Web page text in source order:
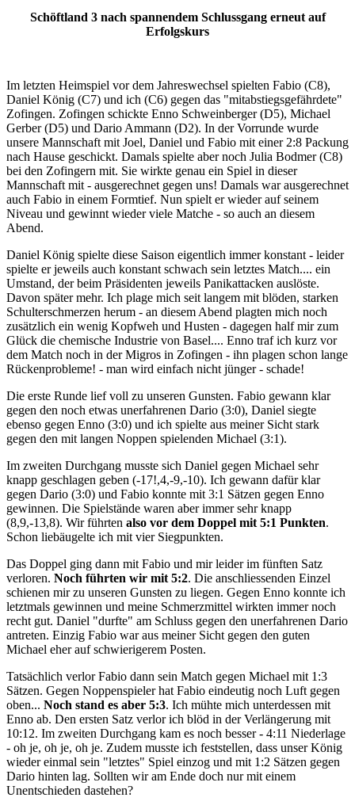
Schöftland 3 nach spannendem Schlussgang erneut auf
Erfolgskurs
Im letzten Heimspiel vor dem Jahreswechsel spielten Fabio (C8),
Daniel König (C7) und ich (C6) gegen das "mitabstiegsgefährdete"
Zofingen. Zofingen schickte Enno Schweinberger (D5), Michael
Gerber (D5) und Dario Ammann (D2). In der Vorrunde wurde
unsere Mannschaft mit Joel, Daniel und Fabio mit einer 2:8 Packung
nach Hause geschickt. Damals spielte aber noch Julia Bodmer (C8)
bei den Zofingern mit. Sie wirkte genau ein Spiel in dieser
Mannschaft mit - ausgerechnet gegen uns! Damals war ausgerechnet
auch Fabio in einem Formtief. Nun spielt er wieder auf seinem
Niveau und gewinnt wieder viele Matche - so auch an diesem
Abend.
Daniel König spielte diese Saison eigentlich immer konstant - leider
spielte er jeweils auch konstant schwach sein letztes Match.... ein
Umstand, der beim Präsidenten jeweils Panikattacken auslöste.
Davon später mehr. Ich plage mich seit langem mit blöden, starken
Schulterschmerzen herum - an diesem Abend plagten mich noch
zusätzlich ein wenig Kopfweh und Husten - dagegen half mir zum
Glück die chemische Industrie von Basel.... Enno traf ich kurz vor
dem Match noch in der Migros in Zofingen - ihn plagen schon lange
Rückenprobleme! - man wird einfach nicht jünger - schade!
Die erste Runde lief voll zu unseren Gunsten. Fabio gewann klar
gegen den noch etwas unerfahrenen Dario (3:0), Daniel siegte
ebenso gegen Enno (3:0) und ich spielte aus meiner Sicht stark
gegen den mit langen Noppen spielenden Michael (3:1).
Im zweiten Durchgang musste sich Daniel gegen Michael sehr
knapp geschlagen geben (-17!,4,-9,-10). Ich gewann dafür klar
gegen Dario (3:0) und Fabio konnte mit 3:1 Sätzen gegen Enno
gewinnen. Die Spielstände waren aber immer sehr knapp
(8,9,-13,8). Wir führten also vor dem Doppel mit 5:1 Punkten.
Schon liebäugelte ich mit vier Siegpunkten.
Das Doppel ging dann mit Fabio und mir leider im fünften Satz
verloren. Noch führten wir mit 5:2. Die anschliessenden Einzel
schienen mir zu unseren Gunsten zu liegen. Gegen Enno konnte ich
letztmals gewinnen und meine Schmerzmittel wirkten immer noch
recht gut. Daniel "durfte" am Schluss gegen den unerfahrenen Dario
antreten. Einzig Fabio war aus meiner Sicht gegen den guten
Michael eher auf schwierigerem Posten.
Tatsächlich verlor Fabio dann sein Match gegen Michael mit 1:3
Sätzen. Gegen Noppenspieler hat Fabio eindeutig noch Luft gegen
oben... Noch stand es aber 5:3. Ich mühte mich unterdessen mit
Enno ab. Den ersten Satz verlor ich blöd in der Verlängerung mit
10:12. Im zweiten Durchgang kam es noch besser - 4:11 Niederlage
- oh je, oh je, oh je. Zudem musste ich feststellen, dass unser König
wieder einmal sein "letztes" Spiel einzog und mit 1:2 Sätzen gegen
Dario hinten lag. Sollten wir am Ende doch nur mit einem
Unentschieden dastehen?